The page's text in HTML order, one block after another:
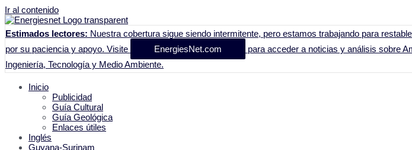
Ir al contenido
Estimados lectores: Nuestra cobertura sigue siendo intermitente, pero estamos trabajando para
por su paciencia y apoyo. Visite
EnergiesNet.com
para acceder a noticias y análisis sobre
Ingeniería, Tecnología y Medio Ambiente.
Inicio
Publicidad
Guía Cultural
Guía Geológica
Enlaces útiles
Inglés
Guyana-Surinam